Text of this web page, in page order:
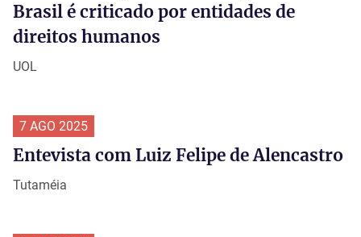
Brasil é criticado por entidades de
direitos humanos
UOL
7 AGO 2025
Entevista com Luiz Felipe de Alencastro
Tutaméia